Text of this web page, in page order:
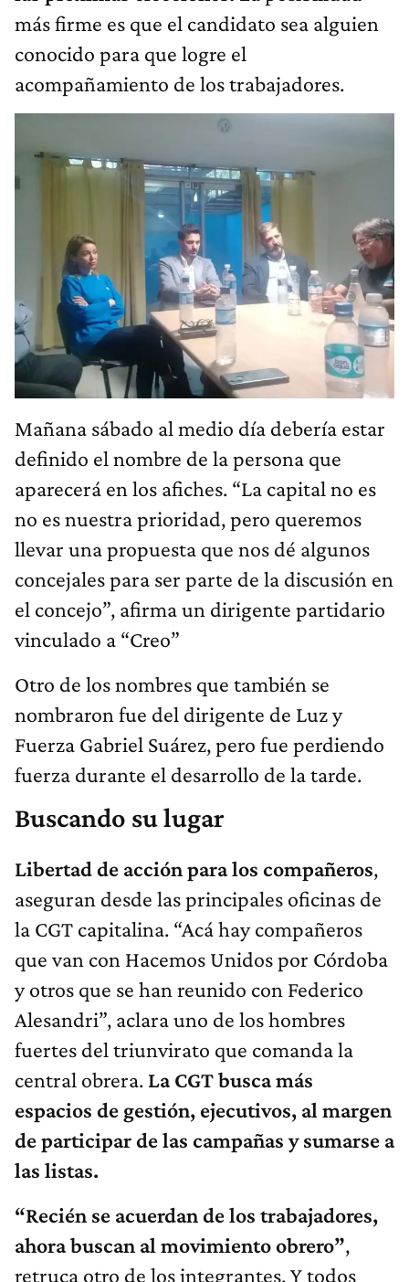
más firme es que el candidato sea alguien
conocido para que logre el
acompañamiento de los trabajadores.
Mañana sábado al medio día debería estar
definido el nombre de la persona que
aparecerá en los afiches. “La capital no es
no es nuestra prioridad, pero queremos
llevar una propuesta que nos dé algunos
concejales para ser parte de la discusión en
el concejo”, afirma un dirigente partidario
vinculado a “Creo”
Otro de los nombres que también se
nombraron fue del dirigente de Luz y
Fuerza Gabriel Suárez, pero fue perdiendo
fuerza durante el desarrollo de la tarde.
Buscando su lugar
Libertad de acción para los compañeros,
aseguran desde las principales oficinas de
la CGT capitalina. “Acá hay compañeros
que van con Hacemos Unidos por Córdoba
y otros que se han reunido con Federico
Alesandri”, aclara uno de los hombres
fuertes del triunvirato que comanda la
central obrera. La CGT busca más
espacios de gestión, ejecutivos, al margen
de participar de las campañas y sumarse a
las listas.
“Recién se acuerdan de los trabajadores,
ahora buscan al movimiento obrero”,
retruca otro de los integrantes. Y todos